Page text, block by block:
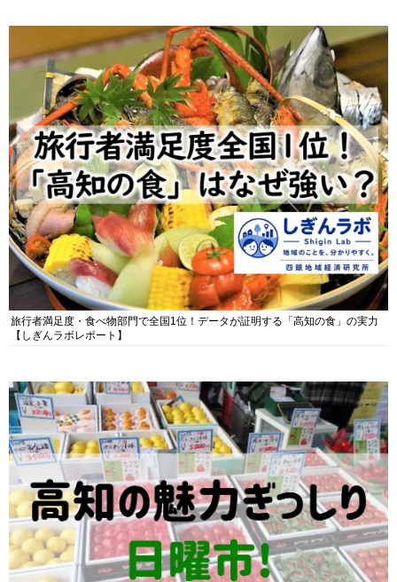
旅行者満足度・食べ物部門で全国1位！データが証明する「高知の食」の実力
【しぎんラボレポート】